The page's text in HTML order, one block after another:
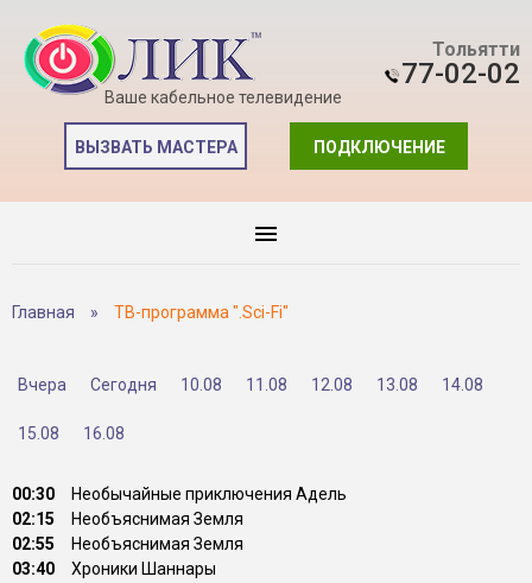
Ваше кабельное телевидение
Тольятти
77-02-02
ПОДКЛЮЧЕНИЕ
ВЫЗВАТЬ МАСТЕРА
Главная » ТВ-программа ".Sci-Fi"
Вчера Сегодня 10.08 11.08 12.08 13.08 14.08
15.08 16.08
00:30
Необычайные приключения Адель
02:15
Необъяснимая Земля
02:55
Необъяснимая Земля
03:40
Хроники Шаннары